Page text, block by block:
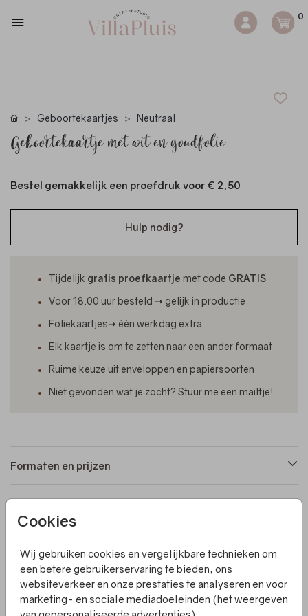
0
Cookies
Wij gebruiken cookies en vergelijkbare technieken om
een betere gebruikerservaring te bieden, ons
websiteverkeer en onze prestaties te analyseren en voor
marketing- en sociale mediadoeleinden (het weergeven
Geboortekaartjes Neutraal
Geboortekaartje met wit en goudfolie
Bestel gemakkelijk een proefdruk voor € 2,50
Hulp nodig?
Tijdelijk gratis proefkaartje met code GRATIS
Voor 18.00 uur besteld ➝ gelijk in productie
Foliekaartjes➝ één werkdag extra
Elk kaartje is om te zetten naar een ander formaat
Ruime keuze uit enveloppen en papiersoorten
Niet gevonden wat je zocht? Stuur me een mailtje!
Formaten en prijzen
Productinformatie
Omschrijving
Een langwerpig, enkel geboortekaartje met op de
voorkant bloemen en foliedruk letters. De kleuren en het
ontwerp kun je zelf aanpassen in de editor. Villa Pluis